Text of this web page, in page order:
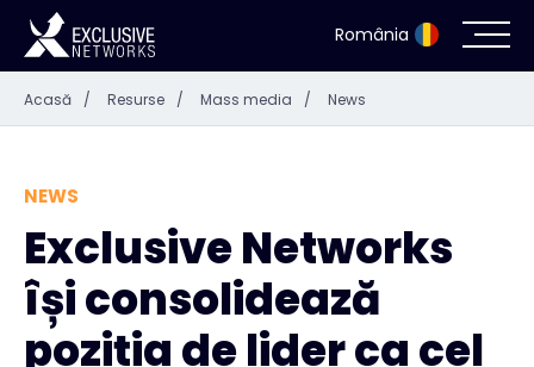
România
Securitate cibernetică
Ecosistem
Resurse
Despre noi
Acasă / Resurse / Mass media / News
NEWS
Exclusive Networks
își consolidează
poziția de lider ca cel